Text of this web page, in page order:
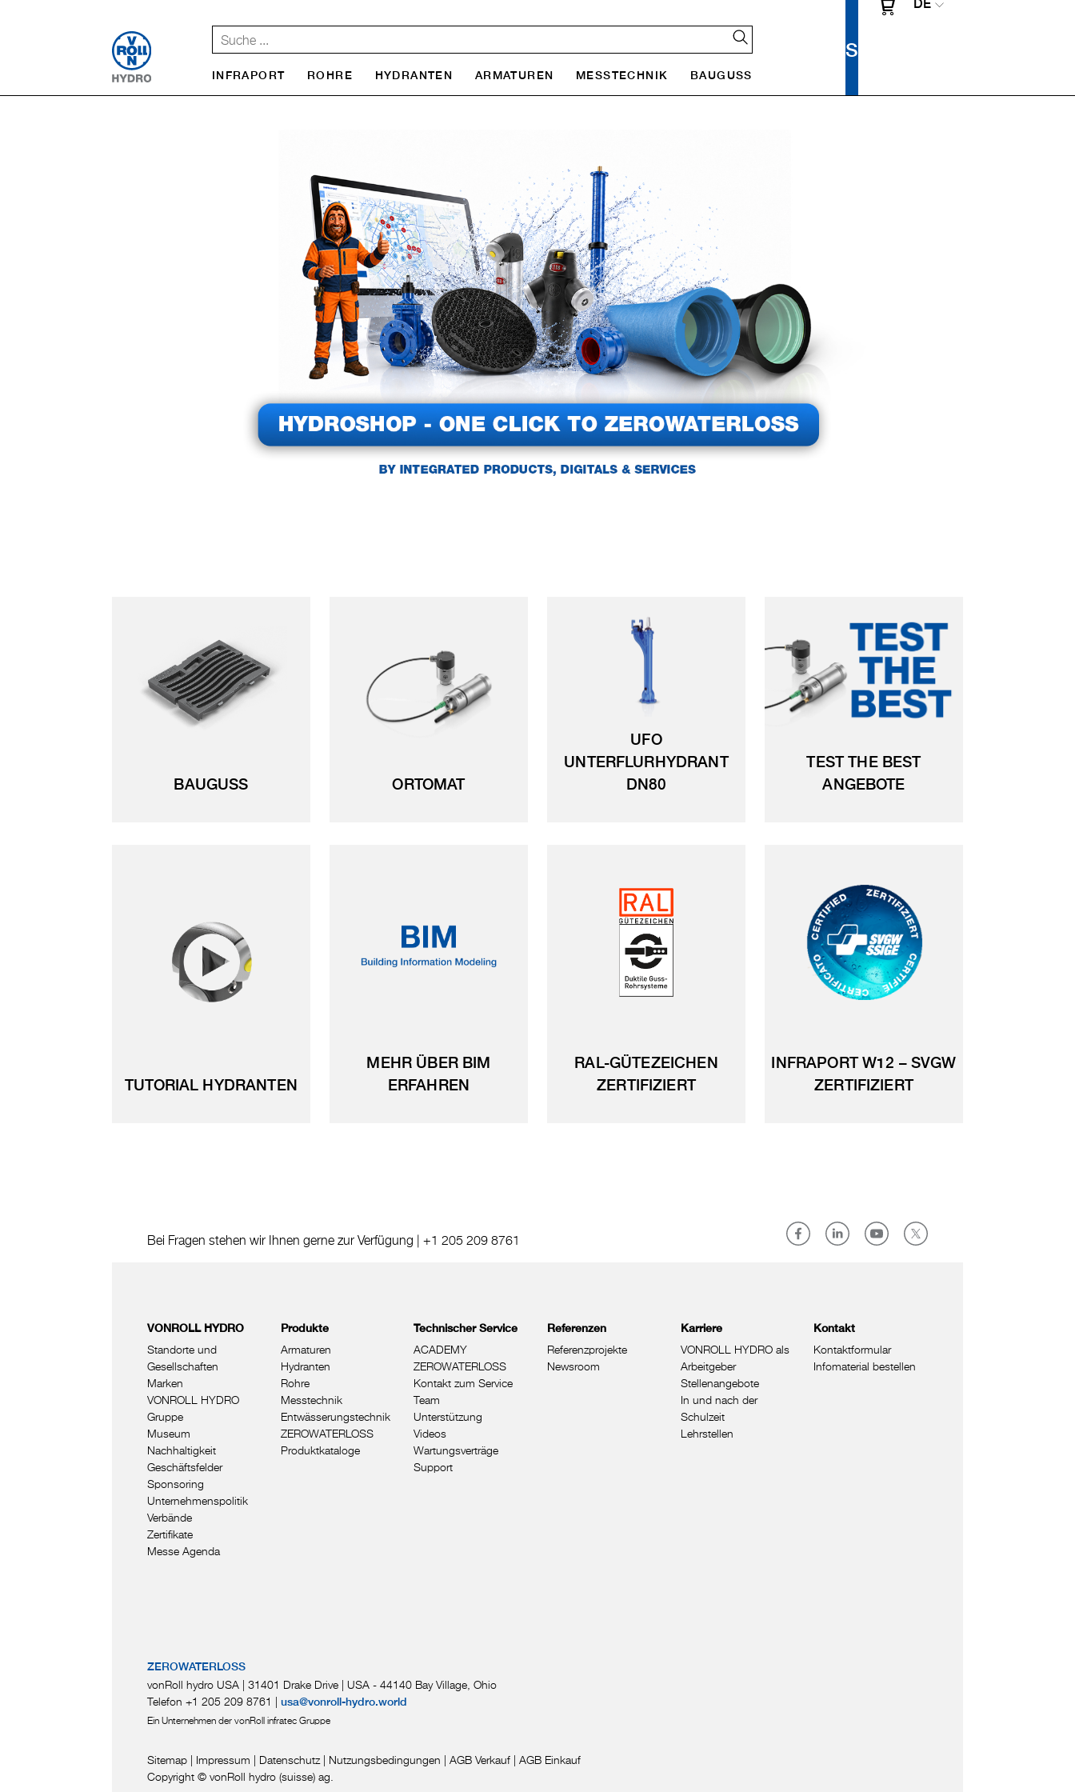
INFRAPORT ROHRE HYDRANTEN ARMATUREN MESSTECHNIK BAUGUSS
DE
BAUGUSS ORTOMAT
UFO
UNTERFLURHYDRANT
DN80
TEST THE BEST
ANGEBOTE
TUTORIAL HYDRANTEN
MEHR ÜBER BIM
ERFAHREN
RAL-GÜTEZEICHEN
ZERTIFIZIERT
INFRAPORT W12 – SVGW
ZERTIFIZIERT
Bei Fragen stehen wir Ihnen gerne zur Verfügung | +1 205 209 8761
VONROLL HYDRO
Standorte und
Gesellschaften
Marken
VONROLL HYDRO
Gruppe
Museum
Nachhaltigkeit
Geschäftsfelder
Sponsoring
Unternehmenspolitik
Verbände
Zertifikate
Messe Agenda
Produkte
Armaturen
Hydranten
Rohre
Messtechnik
Entwässerungstechnik
ZEROWATERLOSS
Produktkataloge
Technischer Service
ACADEMY
ZEROWATERLOSS
Kontakt zum Service
Team
Unterstützung
Videos
Wartungsverträge
Support
Referenzen
Referenzprojekte
Newsroom
Karriere
VONROLL HYDRO als
Arbeitgeber
Stellenangebote
In und nach der
Schulzeit
Lehrstellen
Kontakt
Kontaktformular
Infomaterial bestellen
ZEROWATERLOSS
vonRoll hydro USA | 31401 Drake Drive | USA - 44140 Bay Village, Ohio
Telefon +1 205 209 8761 | usa@vonroll-hydro.world
Ein Unternehmen der vonRoll infratec Gruppe
Sitemap | Impressum | Datenschutz | Nutzungsbedingungen | AGB Verkauf | AGB Einkauf
Copyright © vonRoll hydro (suisse) ag.